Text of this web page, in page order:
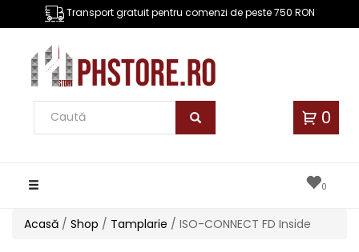
Transport gratuit pentru comenzi de peste 750 RON
0
Toggle
0
Acasă / Shop / Tamplarie / ISO-CONNECT FD Inside